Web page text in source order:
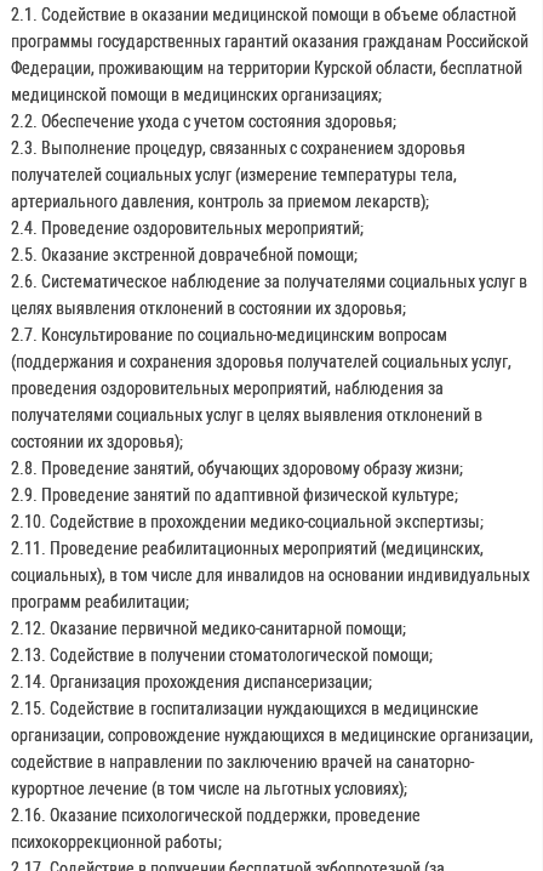
2.1. Содействие в оказании медицинской помощи в объеме областной
программы государственных гарантий оказания гражданам Российской
Федерации, проживающим на территории Курской области, бесплатной
медицинской помощи в медицинских организациях;
2.2. Обеспечение ухода с учетом состояния здоровья;
2.3. Выполнение процедур, связанных с сохранением здоровья
получателей социальных услуг (измерение температуры тела,
артериального давления, контроль за приемом лекарств);
2.4. Проведение оздоровительных мероприятий;
2.5. Оказание экстренной доврачебной помощи;
2.6. Систематическое наблюдение за получателями социальных услуг в
целях выявления отклонений в состоянии их здоровья;
2.7. Консультирование по социально-медицинским вопросам
(поддержания и сохранения здоровья получателей социальных услуг,
проведения оздоровительных мероприятий, наблюдения за
получателями социальных услуг в целях выявления отклонений в
состоянии их здоровья);
2.8. Проведение занятий, обучающих здоровому образу жизни;
2.9. Проведение занятий по адаптивной физической культуре;
2.10. Содействие в прохождении медико-социальной экспертизы;
2.11. Проведение реабилитационных мероприятий (медицинских,
социальных), в том числе для инвалидов на основании индивидуальных
программ реабилитации;
2.12. Оказание первичной медико-санитарной помощи;
2.13. Содействие в получении стоматологической помощи;
2.14. Организация прохождения диспансеризации;
2.15. Содействие в госпитализации нуждающихся в медицинские
организации, сопровождение нуждающихся в медицинские организации,
содействие в направлении по заключению врачей на санаторно-
курортное лечение (в том числе на льготных условиях);
2.16. Оказание психологической поддержки, проведение
психокоррекционной работы;